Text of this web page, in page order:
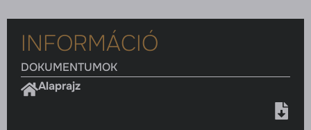
INFORMÁCIÓ
DOKUMENTUMOK
Alaprajz